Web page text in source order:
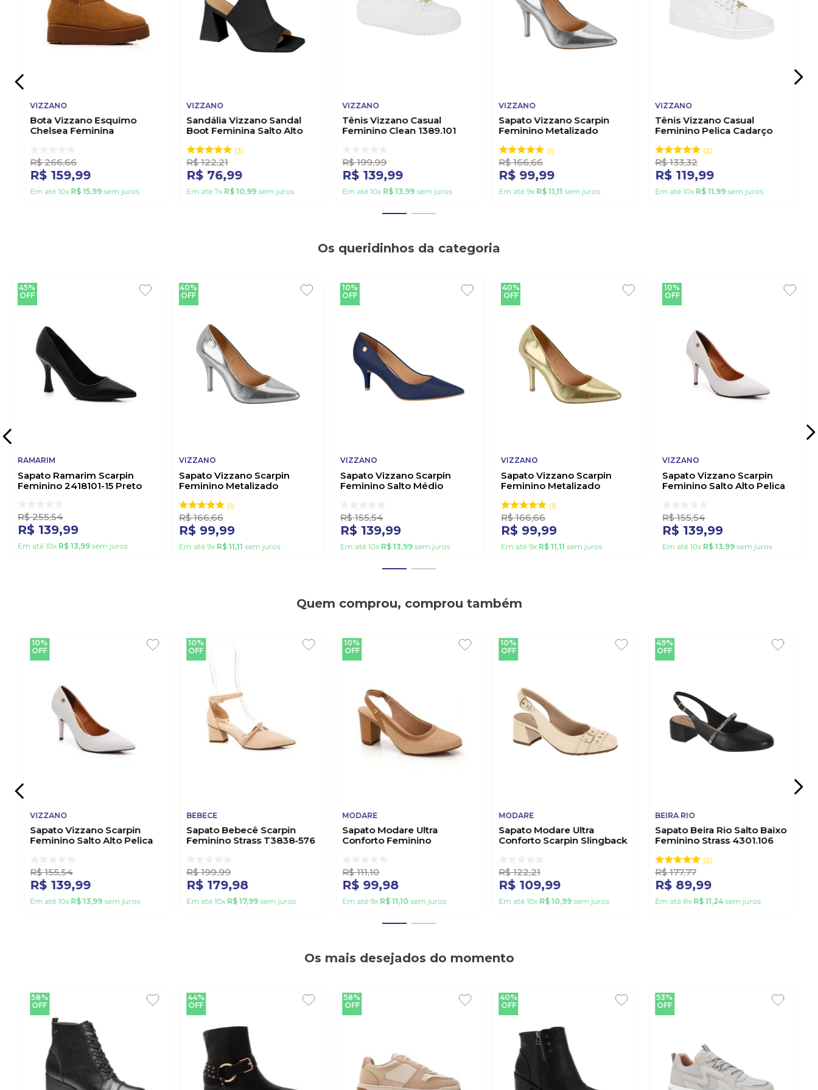
VIZZANO
Bota Vizzano Esquimo
Chelsea Feminina
R$ 266,66
R$ 159,99
Em até10x R$ 15,99sem juros
VIZZANO
Sandália Vizzano Sandal
Boot Feminina Salto Alto
3
R$ 122,21
R$ 76,99
Em até7x R$ 10,99sem juros
VIZZANO
Tênis Vizzano Casual
Feminino Clean 1389.101
R$ 199,99
R$ 139,99
Em até10x R$ 13,99sem juros
VIZZANO
Sapato Vizzano Scarpin
Feminino Metalizado
1
R$ 166,66
R$ 99,99
Em até9x R$ 11,11 sem juros
VIZZANO
Tênis Vizzano Casual
Feminino Pelica Cadarço
2
R$ 133,32
R$ 119,99
Em até10x R$ 11,99sem juros
Os queridinhos da categoria
45%
OFF
RAMARIM
Sapato Ramarim Scarpin
Feminino 2418101-15 Preto
R$ 255,54
R$ 139,99
Em até 10x R$ 13,99sem juros
40%
OFF
VIZZANO
Sapato Vizzano Scarpin
Feminino Metalizado
1
R$ 166,66
R$ 99,99
Em até 9x R$ 11,11 sem juros
10%
OFF
VIZZANO
Sapato Vizzano Scarpin
Feminino Salto Médio
R$ 155,54
R$ 139,99
Em até 10x R$ 13,99sem juros
40%
OFF
VIZZANO
Sapato Vizzano Scarpin
Feminino Metalizado
1
R$ 166,66
R$ 99,99
Em até9x R$ 11,11 sem juros
10%
OFF
VIZZANO
Sapato Vizzano Scarpin
Feminino Salto Alto Pelica
R$ 155,54
R$ 139,99
Em até10x R$ 13,99 sem juros
Quem comprou, comprou também
10%
OFF
VIZZANO
Sapato Vizzano Scarpin
Feminino Salto Alto Pelica
R$ 155,54
R$ 139,99
Em até10x R$ 13,99sem juros
10%
OFF
BEBECE
Sapato Bebecê Scarpin
Feminino Strass T3838-576
R$ 199,99
R$ 179,98
Em até10x R$ 17,99sem juros
10%
OFF
MODARE
Sapato Modare Ultra
Conforto Feminino
R$ 111,10
R$ 99,98
Em até9x R$ 11,10 sem juros
10%
OFF
MODARE
Sapato Modare Ultra
Conforto Scarpin Slingback
R$ 122,21
R$ 109,99
Em até10x R$ 10,99sem juros
49%
OFF
BEIRA RIO
Sapato Beira Rio Salto Baixo
Feminino Strass 4301.106
3
R$ 177,77
R$ 89,99
Em até8x R$ 11,24sem juros
Os mais desejados do momento
58%
OFF
44%
OFF
58%
OFF
40%
OFF
53%
OFF